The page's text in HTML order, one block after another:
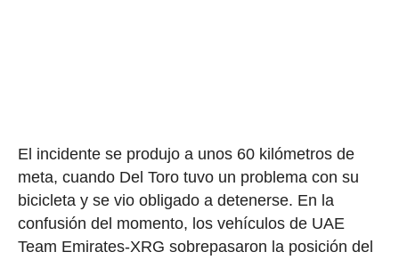
El incidente se produjo a unos 60 kilómetros de
meta, cuando Del Toro tuvo un problema con su
bicicleta y se vio obligado a detenerse. En la
confusión del momento, los vehículos de UAE
Team Emirates-XRG sobrepasaron la posición del